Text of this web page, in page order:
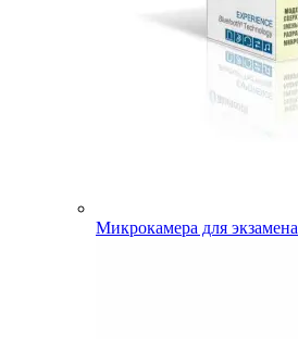
Микрокамера для экзамена